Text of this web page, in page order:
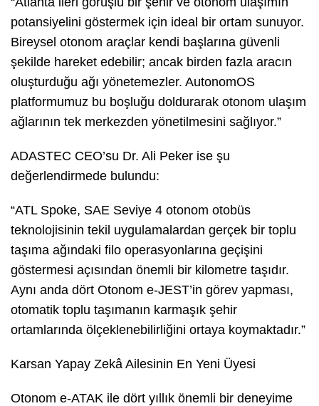
potansiyelini göstermek için ideal bir ortam sunuyor.
Bireysel otonom araçlar kendi başlarına güvenli
şekilde hareket edebilir; ancak birden fazla aracın
oluşturduğu ağı yönetemezler. AutonomOS
platformumuz bu boşluğu doldurarak otonom ulaşım
ağlarının tek merkezden yönetilmesini sağlıyor.”
ADASTEC CEO’su Dr. Ali Peker ise şu
değerlendirmede bulundu:
“ATL Spoke, SAE Seviye 4 otonom otobüs
teknolojisinin tekil uygulamalardan gerçek bir toplu
taşıma ağındaki filo operasyonlarına geçişini
göstermesi açısından önemli bir kilometre taşıdır.
Aynı anda dört Otonom e-JEST’in görev yapması,
otomatik toplu taşımanın karmaşık şehir
ortamlarında ölçeklenebilirliğini ortaya koymaktadır.”
Karsan Yapay Zekâ Ailesinin En Yeni Üyesi
Otonom e-ATAK ile dört yıllık önemli bir deneyime